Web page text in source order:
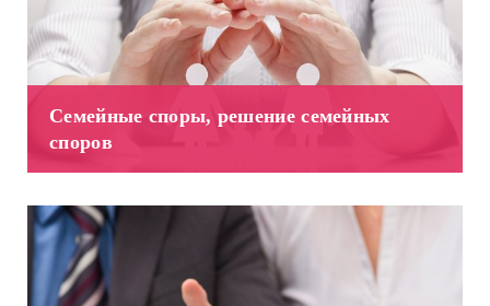
Семейные споры, решение семейных
споров